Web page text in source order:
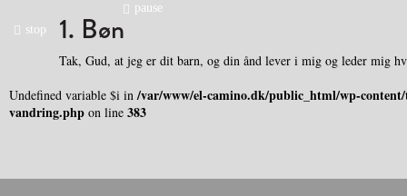
pause
stop
1. Bøn
Tak, Gud, at jeg er dit barn, og din ånd lever i mig og leder mig
Undefined variable $i in/var/www/el-camino.dk/public_html/wp-content/
vandring.php on line 383